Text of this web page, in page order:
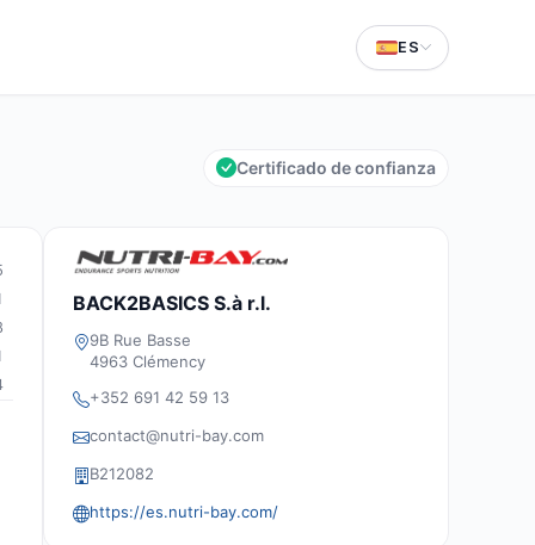
ES
Certificado de confianza
BACK2BASICS S.à r.l.
9B Rue Basse
4963 Clémency
+352 691 42 59 13
contact@nutri-bay.com
B212082
https://es.nutri-bay.com/